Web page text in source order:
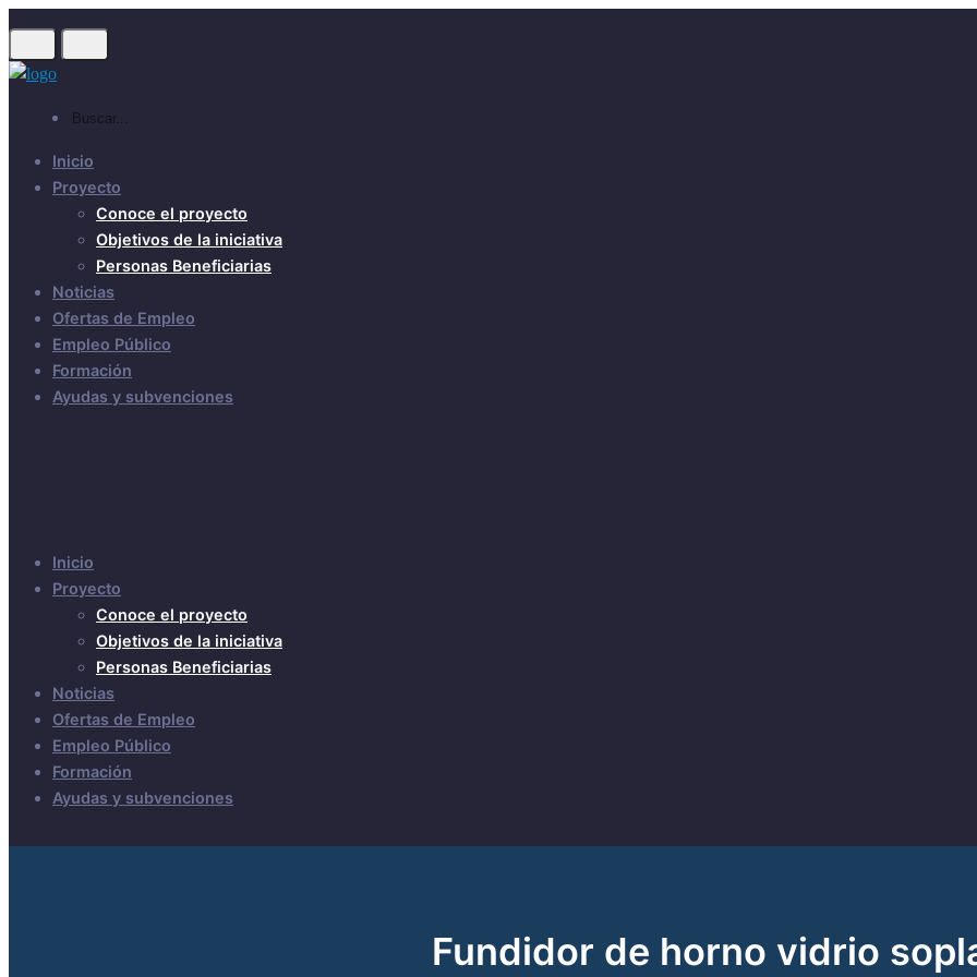
Inicio
Proyecto
Conoce el proyecto
Objetivos de la iniciativa
Personas Beneficiarias
Noticias
Ofertas de Empleo
Empleo Público
Formación
Ayudas y subvenciones
Inicio
Proyecto
Conoce el proyecto
Objetivos de la iniciativa
Personas Beneficiarias
Noticias
Ofertas de Empleo
Empleo Público
Formación
Ayudas y subvenciones
Fundidor de horno vidrio